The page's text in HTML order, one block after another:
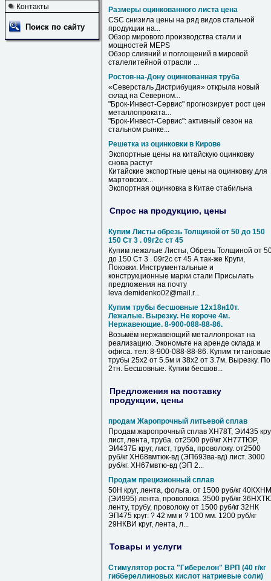
Контакты
Поиск по сайту
Размеры оцинкованного листа цена
CSC снизила цены на ряд видов стальной
продукции на...
Обзор мирового производства стали и
мощностей MEPS
Обзор слияний и поглощений в мировой
сталелитейной отрасли ...
Ростов-на-Дону оцинкованная труба
«Северсталь Дистрибуция» открыла новый
склад на Северном...
"Брок-Инвест-Сервис" прогнозирует рост цен
металлопроката...
"Брок-Инвест-Сервис": активный сезон на
стальном рынке...
Решетка из оцинковки в Кирове
Экспортные цены на китайскую оцинковку
снова растут
Китайские экспортные цены на оцинковку для
мартовских...
Экспортная оцинковка в Китае стабильна
Спрос на продукцию, цены
Купим Листы обрезь Толщиной от 50 до 150
150 Ст 3 . 09г2с ст 45
Купим лежалые Листы, Обрезь Толщиной от
до 150 Ст 3 . 09г2с ст 45 А так-же Круги,
Поковки. Инструментальные и
конструкционные марки стали Присылать
предложения на почту
leva.demidenko02@mail.r...
Купим трубы бесшовные 12х18н10т.
Лежалые. Вырезку. Не короче 4м.
Нержавеющие. 8-900-088-88-86.
Возьмём нержавеющий металлопрокат на
реализацию. Экономьте на аренде склада и
офиса. тел: 8-900-088-88-86. Купим титановые
трубы 25х2 от 5.5м и 38х2 от 3.7м. Вырезку. По
2тн. Бесшовные. Купим бесшов...
Предложения на поставку
продукции, цены
продам Жаропрочный литьевой сплав
Продам жаропрочный сплав ХН78Т, ЭИ435
лист, лента, труба. от2500 руб\кг ХН77ТЮР,
ЭИ437Б круг, лист, труба, проволоку. от2500
руб/кг ХН68вмтюк-вд (ЭП693ва-вд) лист. 3000
руб/кг. ХН67мвтю-вд (ЭП 2...
Продам прецизионный сплав
50Н круг, лента, фольга. от 1500 руб/кг 40КХНМ
(ЭИ995) лента, проволока. 3500 руб/кг
ленту, трубу, проволоку от 1500 руб/кг 32НК
ЭП475 круг: ? 42 мм и ? 100 мм. 1200 руб/кг
29НКВИ круг, лента, л...
Товары и услуги
Стимулятор роста "Гиберелон" ВРП (40 г/кг
гиббереллиновых кислот натриевые соли)